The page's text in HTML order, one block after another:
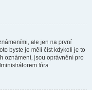
ale jen na první
byste je měli číst kdykoli je to
oznámení, jsou oprávnění pro
fóra.